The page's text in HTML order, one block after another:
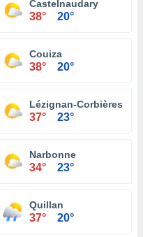
Castelnaudary
38° 20°
Couiza
38° 20°
Lézignan-Corbières
37° 23°
Narbonne
34° 23°
Quillan
37° 20°